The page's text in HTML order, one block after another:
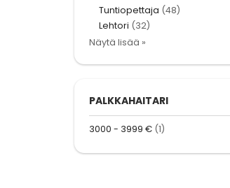
Tuntiopettaja (48)
Lehtori (32)
Näytä lisää »
PALKKAHAITARI
3000 - 3999 € (1)